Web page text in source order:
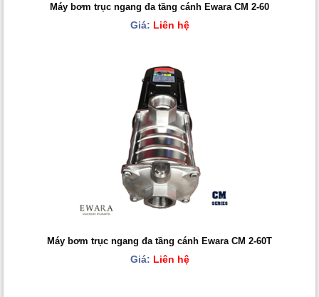
Máy bơm trục ngang đa tầng cánh Ewara CM 2-60
Giá: Liên hệ
Máy bơm trục ngang đa tầng cánh Ewara CM 2-60T
Giá: Liên hệ